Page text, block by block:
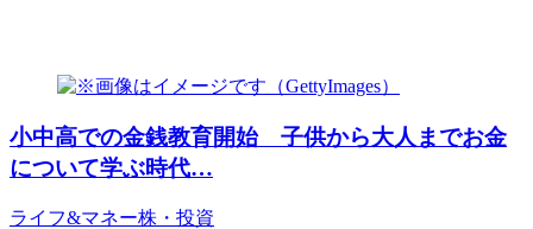
小中高での金銭教育開始 子供から大人までお金
について学ぶ時代…
ライフ&マネー株・投資